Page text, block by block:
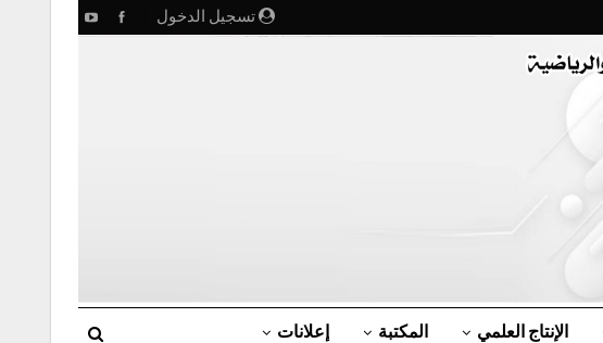
تسجيل الدخول
الإنتاج العلمي المكتبة إعلانات